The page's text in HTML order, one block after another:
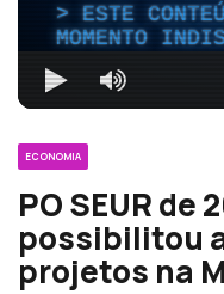
ESTE
MOMENTO
ECONOMIA
PO SEUR de
possibilitou
projetos na